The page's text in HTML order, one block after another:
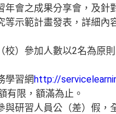
年會之成果分享會，及針
等示範計畫發表，詳細內
校）參加人數以2名為原
學習網http://
有限，額滿為止。
與研習人員公（差）假，